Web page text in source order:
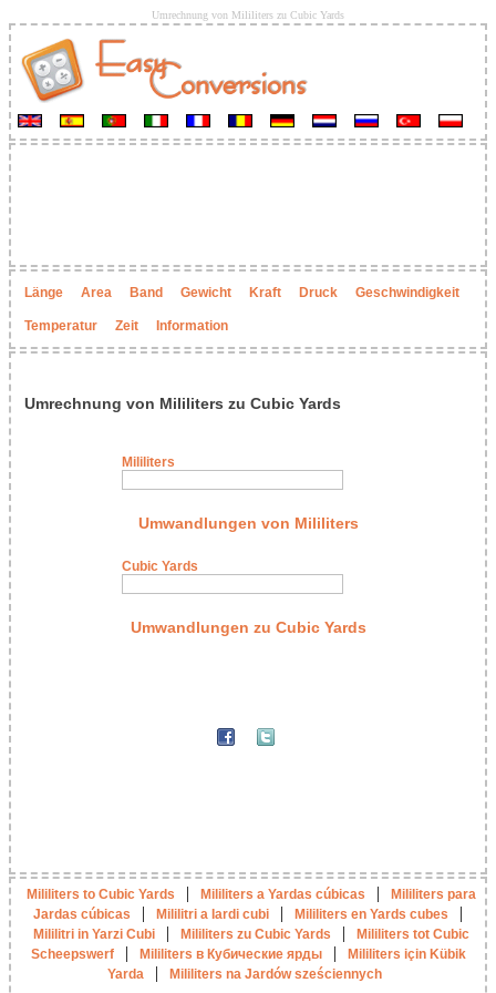
Umrechnung von Mililiters zu Cubic Yards
Länge Area Band Gewicht Kraft Druck Geschwindigkeit
Temperatur Zeit Information
Umrechnung von Mililiters zu Cubic Yards
Mililiters
Umwandlungen von Mililiters
Cubic Yards
Umwandlungen zu Cubic Yards
Mililiters to Cubic Yards | Mililiters a Yardas cúbicas |
Mililiters para
Jardas cúbicas
| Mililitri a Iardi cubi | Mililiters en Yards cubes |
Mililitri in Yarzi Cubi | Mililiters zu Cubic Yards |
Mililiters tot Cubic
Scheepswerf
| Mililiters в Кубические ярды |
Mililiters için Kübik
Yarda
| Mililiters na Jardów sześciennych